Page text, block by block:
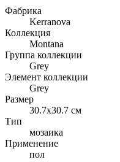
Фабрика
Kerranova
Коллекция
Montana
Группа коллекции
Grey
Элемент коллекции
Grey
Размер
30.7x30.7 см
Тип
мозаика
Применение
пол